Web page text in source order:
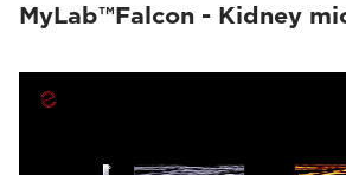
MyLab™Falcon - Kidney